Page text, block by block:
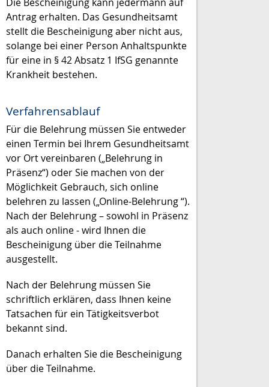
Antrag erhalten. Das Gesundheitsamt
stellt die Bescheinigung aber nicht aus,
solange bei einer Person Anhaltspunkte
für eine in § 42 Absatz 1 IfSG genannte
Krankheit bestehen.
Verfahrensablauf
Für die Belehrung müssen Sie entweder
einen Termin bei Ihrem Gesundheitsamt
vor Ort vereinbaren („Belehrung in
Präsenz“) oder Sie machen von der
Möglichkeit Gebrauch, sich online
belehren zu lassen („Online-Belehrung “).
Nach der Belehrung – sowohl in Präsenz
als auch online - wird Ihnen die
Bescheinigung über die Teilnahme
ausgestellt.
Nach der Belehrung müssen Sie
schriftlich erklären, dass Ihnen keine
Tatsachen für ein Tätigkeitsverbot
bekannt sind.
Danach erhalten Sie die Bescheinigung
über die Teilnahme.